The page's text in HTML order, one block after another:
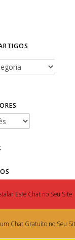
Este Chat no Seu Site
Chat Gratuito no Seu